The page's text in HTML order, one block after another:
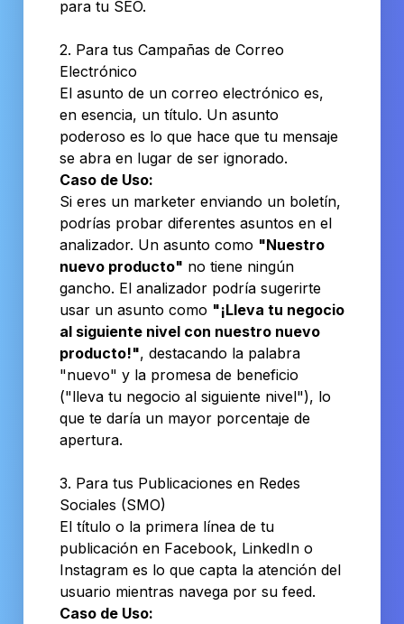
para tu SEO.
2. Para tus Campañas de Correo
Electrónico
El asunto de un correo electrónico es,
en esencia, un título. Un asunto
poderoso es lo que hace que tu mensaje
se abra en lugar de ser ignorado.
Caso de Uso:
Si eres un marketer enviando un boletín,
podrías probar diferentes asuntos en el
analizador. Un asunto como "Nuestro
nuevo producto" no tiene ningún
gancho. El analizador podría sugerirte
usar un asunto como "¡Lleva tu negocio
al siguiente nivel con nuestro nuevo
producto!", destacando la palabra
"nuevo" y la promesa de beneficio
("lleva tu negocio al siguiente nivel"), lo
que te daría un mayor porcentaje de
apertura.
3. Para tus Publicaciones en Redes
Sociales (SMO)
El título o la primera línea de tu
publicación en Facebook, LinkedIn o
Instagram es lo que capta la atención del
usuario mientras navega por su feed.
Caso de Uso: